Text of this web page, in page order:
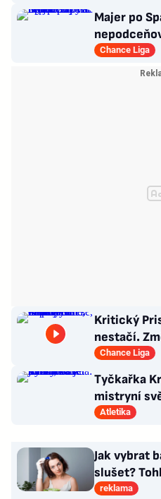
Majer po
zápasu
Chance Liga
Kritický
nestačí.
nedokážu
Chance Liga
Tyčkařka
mistryní
co se stalo!
Atletika
Jak vybrat
slušet?
reklama